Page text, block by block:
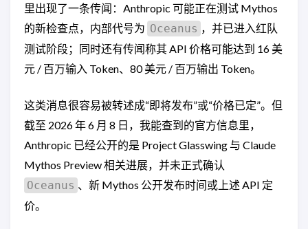
里出现了一条传闻：Anthropic 可能正在测试 Mythos
的新检查点，内部代号为 Oceanus ，并已进入红队
测试阶段；同时还有传闻称其 API 价格可能达到 16 美
元 / 百万输入 Token、80 美元 / 百万输出 Token。
这类消息很容易被转述成“即将发布”或“价格已定”。但
截至 2026 年 6 月 8 日，我能查到的官方信息里，
Anthropic 已经公开的是 Project Glasswing 与 Claude
Mythos Preview 相关进展，并未正式确认
Oceanus 、新 Mythos 公开发布时间或上述 API 定
价。